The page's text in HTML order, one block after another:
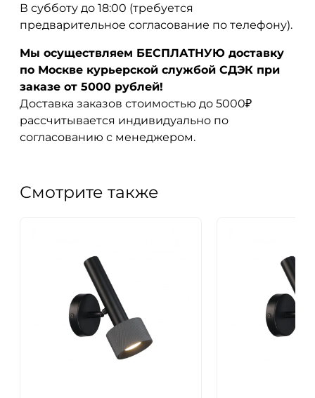
В субботу до 18:00 (требуется
предварительное согласование по телефону).
Мы осуществляем БЕСПЛАТНУЮ доставку
по Москве курьерской службой СДЭК при
заказе от 5000 рублей!
Доставка заказов стоимостью до 5000₽
рассчитывается индивидуально по
согласованию с менеджером.
Смотрите также